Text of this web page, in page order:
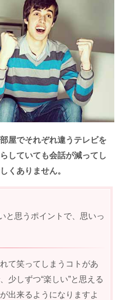
屋でそれぞれ違うテレビを
していても会話が減ってし
くありません。
と思うポイントで、思いっ
て笑ってしまうコトがあ
少しずつ“楽しい”と思える
出来るようになりますよ